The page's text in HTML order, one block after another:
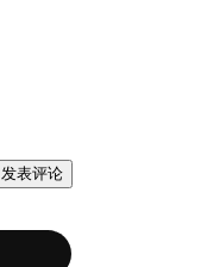
发表评论